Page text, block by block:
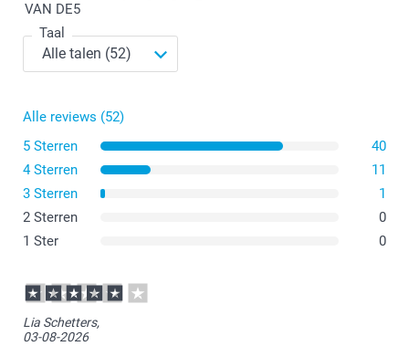
fotoposters?
VAN DE5
Taal
Alle reviews (52)
5 Sterren
40
4 Sterren
11
3 Sterren
1
2 Sterren
0
1 Ster
0
Lia Schetters,
03-08-2026